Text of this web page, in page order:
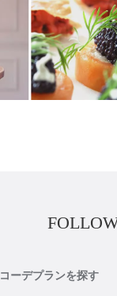
コーデプランを探す